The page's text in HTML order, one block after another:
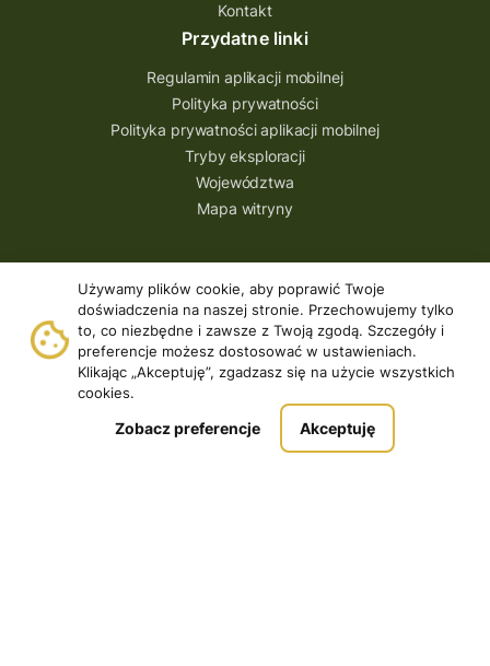
Używamy plików cookie, aby poprawić Twoje
doświadczenia na naszej stronie. Przechowujemy tylko
to, co niezbędne i zawsze z Twoją zgodą. Szczegóły i
preferencje możesz dostosować w ustawieniach.
Klikając „Akceptuję”, zgadzasz się na użycie wszystkich
cookies.
Akceptuję
Zobacz preferencje
Kontakt
Przydatne linki
Regulamin aplikacji mobilnej
Polityka prywatności
Polityka prywatności aplikacji mobilnej
Tryby eksploracji
Województwa
Mapa witryny
Pobierz
Samouczek
Dodawaj Questy